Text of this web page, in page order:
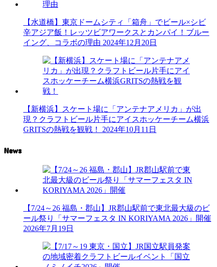
【水道橋】東京ドームシティ「箱舟」でビール×シビ
辛アジア飯！レッツビアワークスとカンパイ！ブルー
イング、コラボの理由 2024年12月20日
【新横浜】スケート場に「アンテナアメリカ」が出
現？クラフトビール片手にアイスホッケーチーム横浜
GRITSの熱戦を観戦！
2024年10月11日
News
【7/24～26 福島・郡山】JR郡山駅前で東北最大級のビ
ール祭り「サマーフェスタ IN KORIYAMA 2026」開催
2026年7月19日